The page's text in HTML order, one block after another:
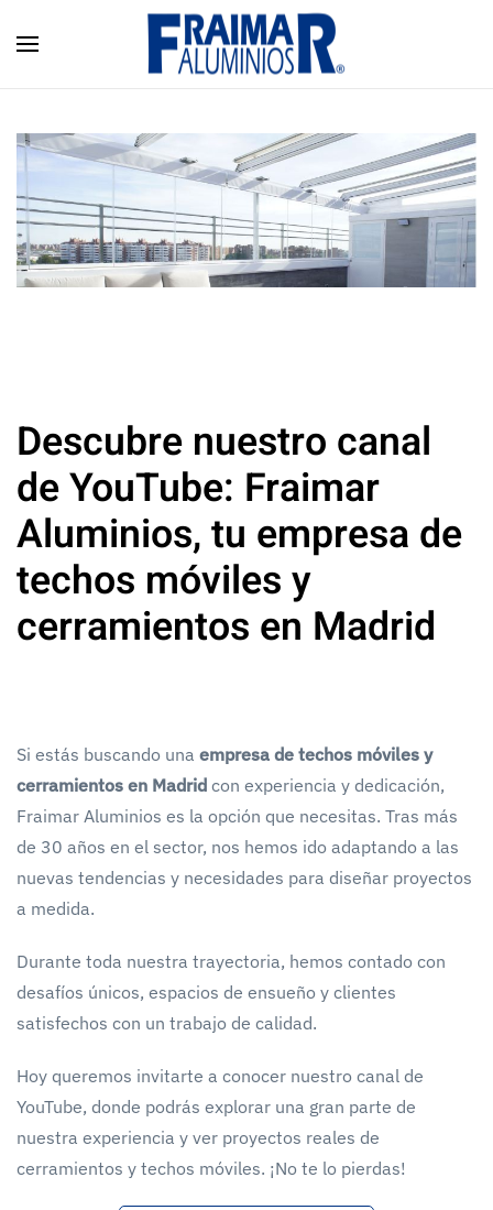
Skip to main content
Descubre nuestro canal
de YouTube: Fraimar
Aluminios, tu empresa de
techos móviles y
cerramientos en Madrid
Si estás buscando una empresa de techos móviles y
cerramientos en Madrid con experiencia y dedicación,
Fraimar Aluminios es la opción que necesitas. Tras más
de 30 años en el sector, nos hemos ido adaptando a las
nuevas tendencias y necesidades para diseñar proyectos
a medida.
Durante toda nuestra trayectoria, hemos contado con
desafíos únicos, espacios de ensueño y clientes
satisfechos con un trabajo de calidad.
Hoy queremos invitarte a conocer nuestro canal de
YouTube, donde podrás explorar una gran parte de
nuestra experiencia y ver proyectos reales de
cerramientos y techos móviles. ¡No te lo pierdas!